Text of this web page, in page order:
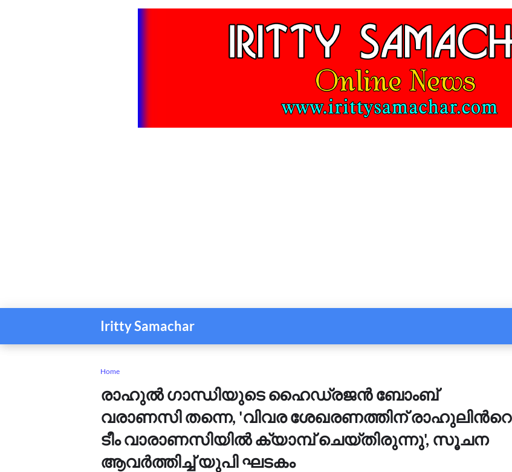
Iritty Samachar
Home
രാഹുൽ ഗാന്ധിയുടെ ഹൈഡ്രജൻ ബോംബ്
വരാണസി തന്നെ, 'വിവര ശേഖരണത്തിന് രാഹുലിന്‍റെ
ടീം വാരാണസിയിൽ ക്യാമ്പ് ചെയ്തിരുന്നു', സൂചന
ആവർത്തിച്ച് യുപി ഘടകം